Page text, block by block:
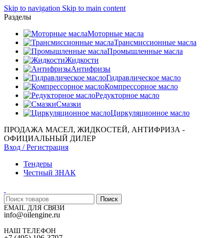
Skip to navigation Skip to main content
Разделы
Моторные масла
Трансмиссионные масла
Промышленные масла
Жидкости
Антифризы
Гидравлическое масло
Компрессорное масло
Редукторное масло
Смазки
Циркуляционное масло
ПРОДАЖА МАСЕЛ, ЖИДКОСТЕЙ, АНТИФРИЗА -
ОФИЦИАЛЬНЫЙ ДИЛЕР
Вход / Регистрация
Тендеры
Честный ЗНАК
Поиск
EMAIL ДЛЯ СВЯЗИ
info@oilengine.ru
НАШ ТЕЛЕФОН